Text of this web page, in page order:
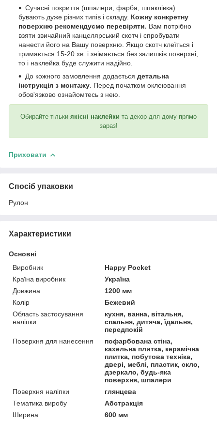
Сучасні покриття (шпалери, фарба, шпаклівка)
бувають дуже різних типів і складу. Кожну конкретну
поверхню рекомендуємо перевіряти. Вам потрібно
взяти звичайний канцелярський скотч і спробувати
нанести його на Вашу поверхню. Якщо скотч клеїться і
тримається 15-20 хв. і знімається без залишків поверхні,
то і наклейка буде служити надійно.
До кожного замовлення додається детальна
інструкція з монтажу . Перед початком оклеювання
обов'язково ознайомтесь з нею.
Обирайте тільки якісні наклейки та декор для дому прямо
зараз!
Приховати
Спосіб упаковки
Рулон
Характеристики
Основні
Виробник
Happy Pocket
Країна виробник
Україна
Довжина
1200 мм
Колір
Бежевий
Область застосування
наліпки
кухня, ванна, вітальня,
спальня, дитяча, їдальня,
передпокій
Поверхня для нанесення
пофарбована стіна,
кахельна плитка, керамічна
плитка, побутова техніка,
двері, меблі, пластик, скло,
дзеркало, будь-яка
поверхня, шпалери
Поверхня наліпки
глянцева
Тематика виробу
Абстракція
Ширина
600 мм